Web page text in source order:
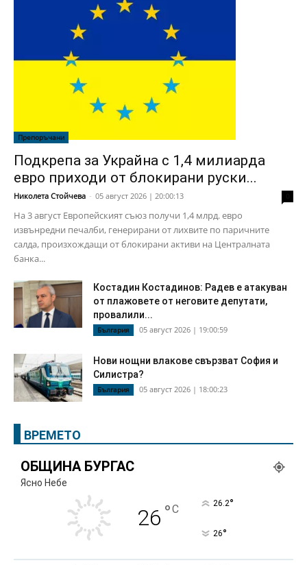
Препоръчани
Подкрепа за Украйна с 1,4 милиарда
евро приходи от блокирани руски...
Николета Стойчева - 05 август 2026 | 20:00:13
На 3 август Европейският съюз получи 1,4 млрд. евро
извънредни печалби, генерирани от лихвите по паричните
салда, произхождащи от блокирани активи на Централната
банка...
Костадин Костадинов: Радев е атакуван
от плажoвете от неговите депутати,
провалили...
България 05 август 2026 | 19:00:59
Нови нощни влакове свързват София и
Силистра?
България 05 август 2026 | 18:00:23
ВРЕМЕТО
ОБЩИНА БУРГАС
Ясно Небе
26 °C 26.2°
26°